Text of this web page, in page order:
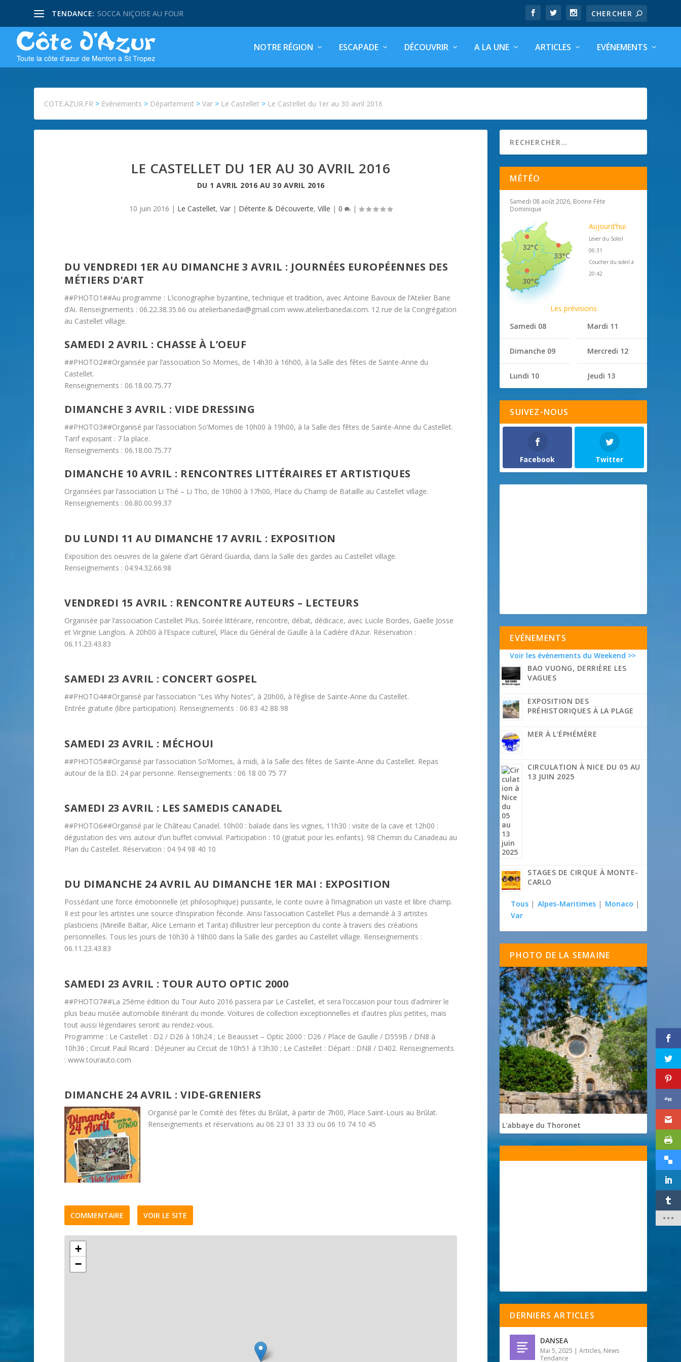
TENDANCE: SOCCA NIÇOISE AU FOUR
NOTRE RÉGION ESCAPADE DÉCOUVRIR A LA UNE ARTICLES EVÉNEMENTS
COTE.AZUR.FR > Evénements > Département >Var > Le Castellet > Le Castellet du 1er au 30 avril 2016
LE CASTELLET DU 1ER AU 30 AVRIL 2016
DU 1 AVRIL 2016 AU30 AVRIL 2016
10 juin 2016 | Le Castellet,Var | Détente & Découverte,Ville |0 |
DU VENDREDI 1ER AU DIMANCHE 3 AVRIL : JOURNÉES EUROPÉENNES DES
MÉTIERS D’ART
##PHOTO1##Au programme : L’iconographie byzantine, technique et tradition, avec Antoine Bavoux de l’Atelier Bane
d’Ai. Renseignements : 06.22.38.35.66 ou atelierbanedai@gmail.com www.atelierbanedai.com. 12 rue de la Congrégation
au Castellet village.
SAMEDI 2 AVRIL : CHASSE À L’OEUF
##PHOTO2##Organisée par l’association So Momes, de 14h30 à 16h00, à la Salle des fêtes de Sainte-Anne du
Castellet.
Renseignements : 06.18.00.75.77
DIMANCHE 3 AVRIL : VIDE DRESSING
##PHOTO3##Organisé par l’association So’Momes de 10h00 à 19h00, à la Salle des fêtes de Sainte-Anne du Castellet.
Tarif exposant : 7 la place.
Renseignements : 06.18.00.75.77
DIMANCHE 10 AVRIL : RENCONTRES LITTÉRAIRES ET ARTISTIQUES
Organisées par l’association Li Thé – Li Tho, de 10h00 à 17h00, Place du Champ de Bataille au Castellet village.
Renseignements : 06.80.00.99.37
DU LUNDI 11 AU DIMANCHE 17 AVRIL : EXPOSITION
Exposition des oeuvres de la galerie d’art Gérard Guardia, dans la Salle des gardes au Castellet village.
Renseignements : 04.94.32.66.98
VENDREDI 15 AVRIL : RENCONTRE AUTEURS – LECTEURS
Organisée par l’association Castellet Plus. Soirée littéraire, rencontre, débat, dédicace, avec Lucile Bordes, Gaëlle Josse
et Virginie Langlois. A 20h00 à l’Espace culturel, Place du Général de Gaulle à la Cadière d’Azur. Réservation :
06.11.23.43.83
SAMEDI 23 AVRIL : CONCERT GOSPEL
##PHOTO4##Organisé par l’association “Les Why Notes”, à 20h00, à l’église de Sainte-Anne du Castellet.
Entrée gratuite (libre participation). Renseignements : 06 83 42 88 98
SAMEDI 23 AVRIL : MÉCHOUI
##PHOTO5##Organisé par l’association So’Momes, à midi, à la Salle des fêtes de Sainte-Anne du Castellet. Repas
autour de la BD. 24 par personne. Renseignements : 06 18 00 75 77
SAMEDI 23 AVRIL : LES SAMEDIS CANADEL
##PHOTO6##Organisé par le Château Canadel. 10h00 : balade dans les vignes, 11h30 : visite de la cave et 12h00 :
dégustation des vins autour d’un buffet convivial. Participation : 10 (gratuit pour les enfants). 98 Chemin du Canadeau au
Plan du Castellet. Réservation : 04 94 98 40 10
DU DIMANCHE 24 AVRIL AU DIMANCHE 1ER MAI : EXPOSITION
Possédant une force émotionnelle (et philosophique) puissante, le conte ouvre à l’imagination un vaste et libre champ.
Il est pour les artistes une source d’inspiration féconde. Ainsi l’association Castellet Plus a demandé à 3 artistes
plasticiens (Mireille Baltar, Alice Lemarin et Tarita) d’illustrer leur perception du conte à travers des créations
personnelles. Tous les jours de 10h30 à 18h00 dans la Salle des gardes au Castellet village. Renseignements :
06.11.23.43.83
SAMEDI 23 AVRIL : TOUR AUTO OPTIC 2000
##PHOTO7##La 25ème édition du Tour Auto 2016 passera par Le Castellet, et sera l’occasion pour tous d’admirer le
plus beau musée automobile itinérant du monde. Voitures de collection exceptionnelles et d’autres plus petites, mais
tout aussi légendaires seront au rendez-vous.
Programme : Le Castellet : D2 / D26 à 10h24 ; Le Beausset – Optic 2000 : D26 / Place de Gaulle / D559B / DN8 à
10h36 ; Circuit Paul Ricard : Déjeuner au Circuit de 10h51 à 13h30 ; Le Castellet : Départ : DN8 / D402. Renseignements
: www.tourauto.com
DIMANCHE 24 AVRIL : VIDE-GRENIERS
Organisé par le Comité des fêtes du Brûlat, à partir de 7h00, Place Saint-Louis au Brûlat.
Renseignements et réservations au 06 23 01 33 33 ou 06 10 74 10 45
COMMENTAIRE VOIR LE SITE
+
−
MÉTÉO
Samedi 08 août 2026, Bonne Fête
Dominique
33°C
32°C
30°C
Aujourd'hui
Lever du Soleil
06:31
Coucher du soleil à
20:42
Les prévisions
Samedi 08
Dimanche 09
Lundi 10
Mardi 11
Mercredi 12
Jeudi 13
SUIVEZ-NOUS
Facebook Twitter
EVÉNEMENTS
Voir les événements du Weekend >>
BAO VUONG, DERRIÈRE LES
VAGUES
EXPOSITION DES
PRÉHISTORIQUES À LA PLAGE
MER À L’ÉPHÉMÈRE
CIRCULATION À NICE DU 05 AU
13 JUIN 2025
STAGES DE CIRQUE À MONTE-
CARLO
Tous | Alpes-Maritimes | Monaco |
Var
PHOTO DE LA SEMAINE
L'abbaye du Thoronet
DERNIERS ARTICLES
DANSEA
Mai 5, 2025 |Articles, News
Tendance